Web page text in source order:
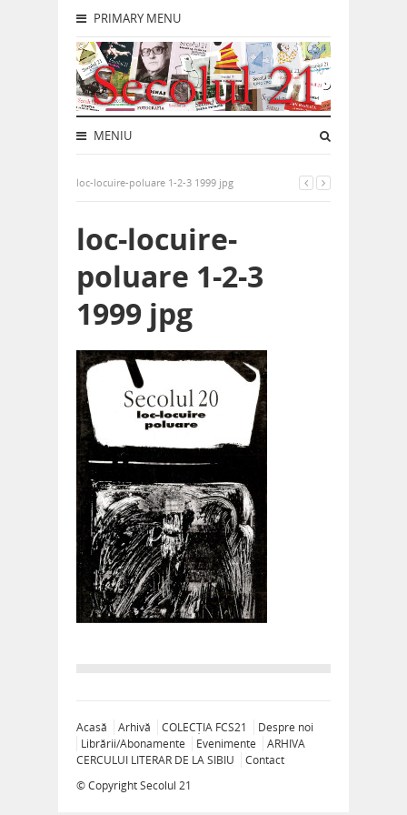
PRIMARY MENU
MENIU
loc-locuire-poluare 1-2-3 1999 jpg
loc-locuire-
poluare 1-2-3
1999 jpg
Acasă Arhivă COLECȚIA FCS21
Despre noi
Librării/Abonamente
Evenimente
ARHIVA
CERCULUI LITERAR DE LA SIBIU
Contact
© CopyrightSecolul 21